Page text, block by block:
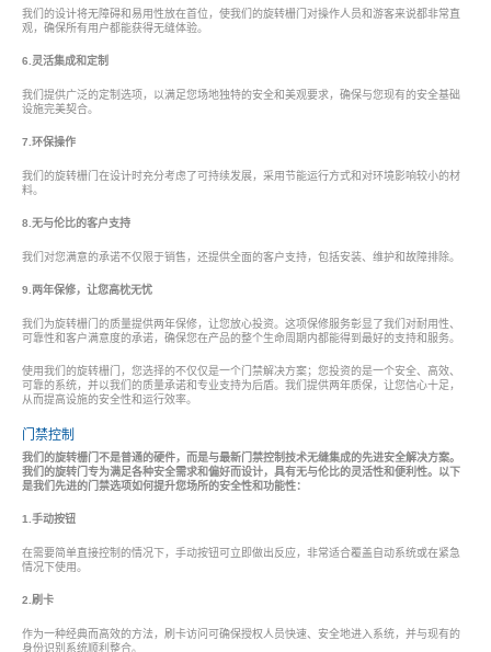
我们的设计将无障碍和易用性放在首位，使我们的旋转栅门对操作人员和游客来说都非常直
观，确保所有用户都能获得无缝体验。
6.灵活集成和定制
我们提供广泛的定制选项，以满足您场地独特的安全和美观要求，确保与您现有的安全基础
设施完美契合。
7.环保操作
我们的旋转栅门在设计时充分考虑了可持续发展，采用节能运行方式和对环境影响较小的材
料。
8.无与伦比的客户支持
我们对您满意的承诺不仅限于销售，还提供全面的客户支持，包括安装、维护和故障排除。
9.两年保修，让您高枕无忧
我们为旋转栅门的质量提供两年保修，让您放心投资。这项保修服务彰显了我们对耐用性、
可靠性和客户满意度的承诺，确保您在产品的整个生命周期内都能得到最好的支持和服务。
使用我们的旋转栅门，您选择的不仅仅是一个门禁解决方案；您投资的是一个安全、高效、
可靠的系统，并以我们的质量承诺和专业支持为后盾。我们提供两年质保，让您信心十足，
从而提高设施的安全性和运行效率。
门禁控制
我们的旋转栅门不是普通的硬件，而是与最新门禁控制技术无缝集成的先进安全解决方案。
我们的旋转门专为满足各种安全需求和偏好而设计，具有无与伦比的灵活性和便利性。以下
是我们先进的门禁选项如何提升您场所的安全性和功能性：
1.手动按钮
在需要简单直接控制的情况下，手动按钮可立即做出反应，非常适合覆盖自动系统或在紧急
情况下使用。
2.刷卡
作为一种经典而高效的方法，刷卡访问可确保授权人员快速、安全地进入系统，并与现有的
身份识别系统顺利整合。